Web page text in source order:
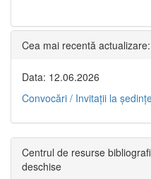
Cea mai recentă actualizare:
Data: 12.06.2026
Convocări / Invitaţii la
Centrul de resurse
deschise